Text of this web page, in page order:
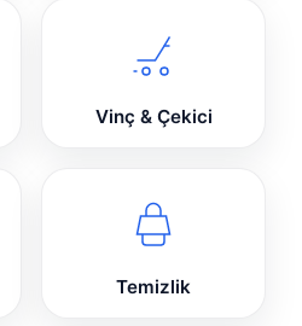
Vinç & Çekici
Temizlik